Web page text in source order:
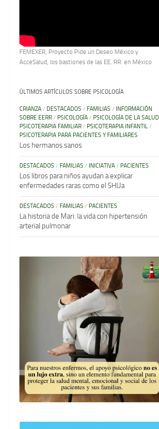
FEMEXER, Proyecto Pide un Deseo México y
AcceSalud, los bastiones de las EE. RR. en México
ÚLTIMOS ARTÍCULOS SOBRE PSICOLOGÍA
CRIANZA / DESTACADOS / FAMILIAS / INFORMACIÓN
SOBRE EERR / PSICOLOGÍA / PSICOLOGÍA DE LA SALUD
PSICOTERAPIA FAMILIAR / PSICOTERAPIA INFANTIL /
PSICOTERAPIA PARA PACIENTES Y FAMILIARES
Los hermanos sanos
DESTACADOS / FAMILIAS / INICIATIVA / PACIENTES
Los libros para niños ayudan a explicar
enfermedades raras como el SHUa
DESTACADOS / FAMILIAS / PACIENTES
La historia de Mari: la vida con hipertensión
arterial pulmonar